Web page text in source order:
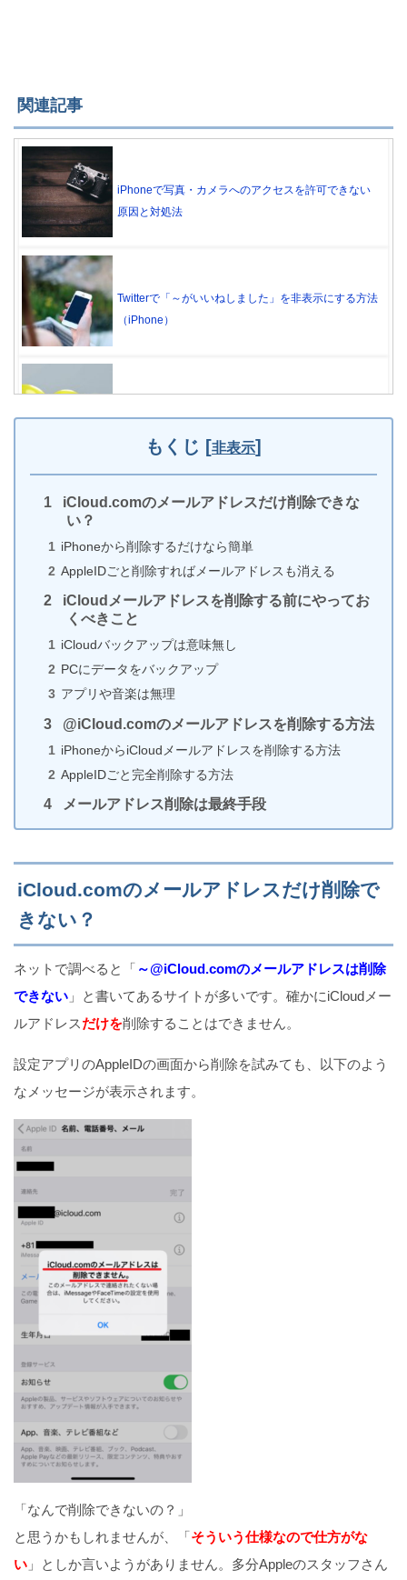
関連記事
iPhoneで写真・カメラへのアクセスを許可できない
原因と対処法
Twitterで「～がいいねしました」を非表示にする方法
（iPhone）
iPhoneの修理期間はどのくらい？【正規or非正規？
配送修理も比較してみた】
iPhoneのLINEキャッシュの削除方法と削除後どうな
るかも解説!!
ときの対処法3選!!
iCloudバックアップからiPhoneを復元できない原因
と対処法
見たら足跡がつく！Twitterのフリート機能の使い方
する5つの方法
iPhoneのアプリをアップデートできない7つの原因と
対処法
【iPhone】ブロックしたLINE友達を完全削除する方
法
もくじ [非表示]
iCloud.comのメールアドレスだけ削除できな
い？
iPhoneから削除するだけなら簡単
AppleIDごと削除すればメールアドレスも消える
iCloudメールアドレスを削除する前にやってお
くべきこと
iCloudバックアップは意味無し
PCにデータをバックアップ
アプリや音楽は無理
@iCloud.comのメールアドレスを削除する方法
iPhoneからiCloudメールアドレスを削除する方法
AppleIDごと完全削除する方法
メールアドレス削除は最終手段
iCloud.comのメールアドレスだけ削除で
きない？
ネットで調べると「 ～@iCloud.comのメールアドレスは削除
できない 」と書いてあるサイトが多いです。確かにiCloudメー
ルアドレスだけを削除することはできません。
設定アプリのAppleIDの画面から削除を試みても、以下のよう
なメッセージが表示されます。
「なんで削除できないの？」
と思うかもしれませんが、「そういう仕様なので仕方がな
い 」としか言いようがありません。多分Appleのスタッフさん